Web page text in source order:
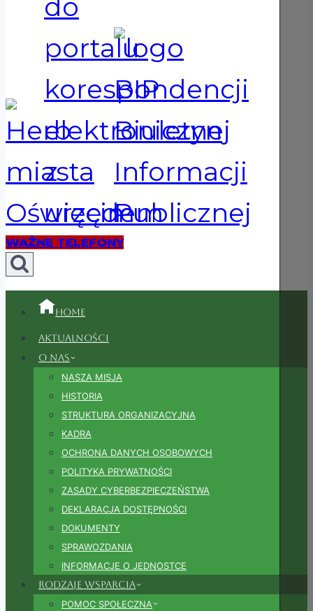
WAŻNE TELEFONY
Home
Aktualności
O nas
NASZA MISJA
HISTORIA
STRUKTURA ORGANIZACYJNA
KADRA
OCHRONA DANYCH OSOBOWYCH
POLITYKA PRYWATNOŚCI
ZASADY CYBERBEZPIECZEŃSTWA
DEKLARACJA DOSTĘPNOŚCI
DOKUMENTY
SPRAWOZDANIA
INFORMACJE O JEDNOSTCE
Rodzaje wsparcia
POMOC SPOŁECZNA